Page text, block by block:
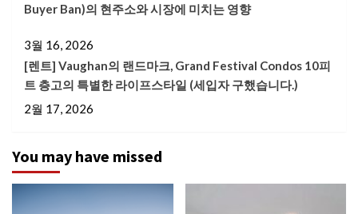
Buyer Ban)의 현주소와 시장에 미치는 영향
3월 16, 2026
[렌트] Vaughan의 랜드마크, Grand Festival Condos 10피
트 층고의 특별한 라이프스타일 (세입자 구했습니다.)
2월 17, 2026
You may have missed